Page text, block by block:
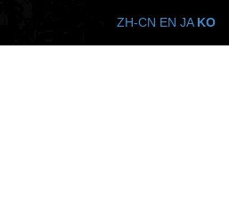
ZH-CN EN JA KO